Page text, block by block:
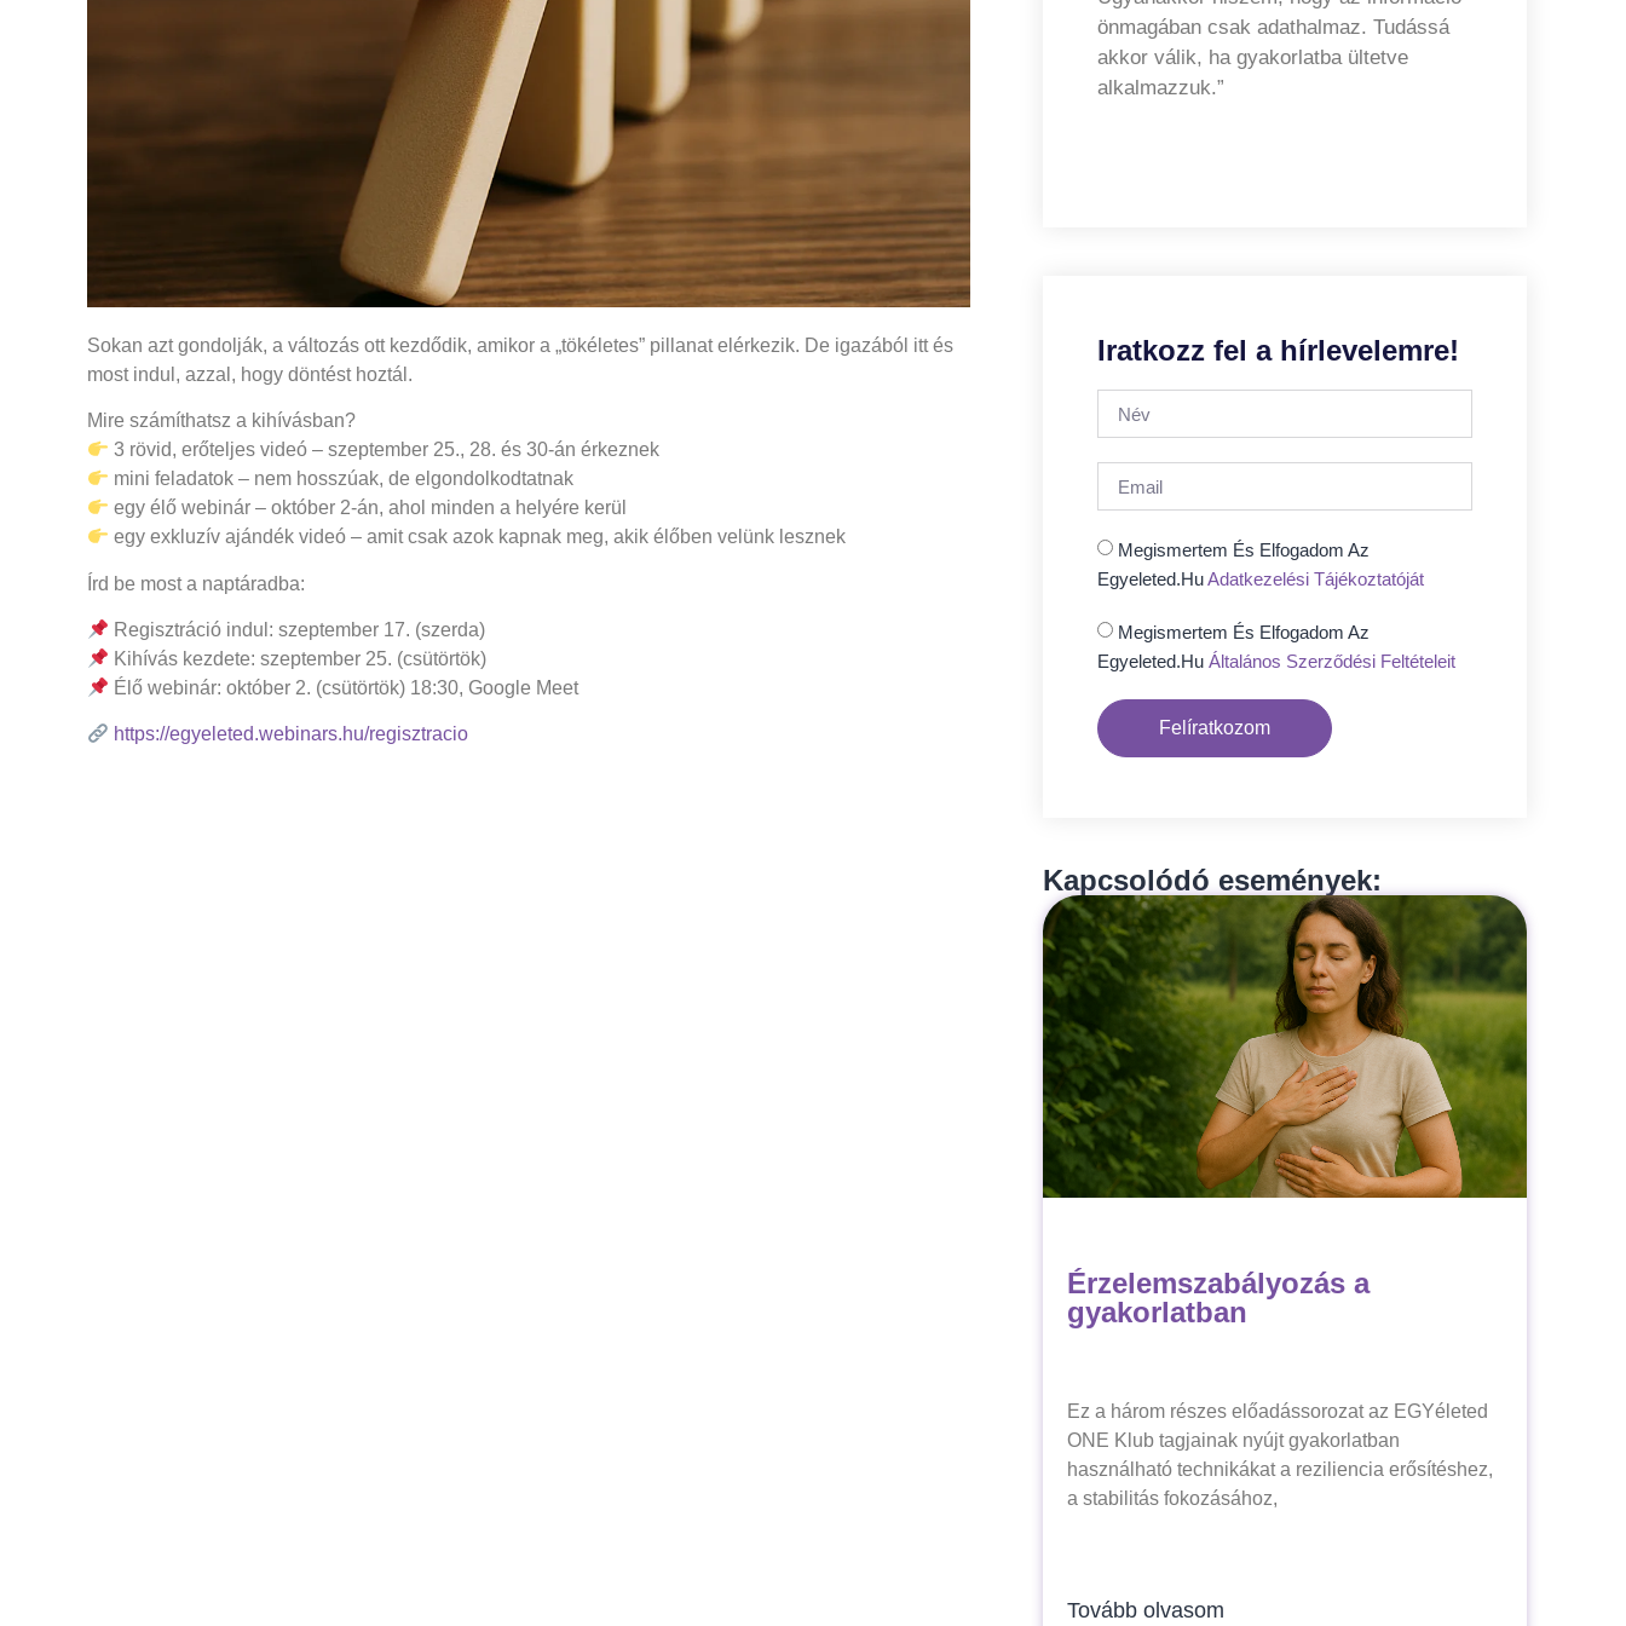
Sokan azt gondolják, a változás ott kezdődik, amikor a „tökéletes” pillanat elérkezik. De igazából itt és
most indul, azzal, hogy döntést hoztál.
Mire számíthatsz a kihívásban?
3 rövid, erőteljes videó – szeptember 25., 28. és 30-án érkeznek
mini feladatok – nem hosszúak, de elgondolkodtatnak
egy élő webinár – október 2-án, ahol minden a helyére kerül
egy exkluzív ajándék videó – amit csak azok kapnak meg, akik élőben velünk lesznek
Írd be most a naptáradba:
Regisztráció indul: szeptember 17. (szerda)
Kihívás kezdete: szeptember 25. (csütörtök)
Élő webinár: október 2. (csütörtök) 18:30, Google Meet
https://egyeleted.webinars.hu/regisztracio
önmagában csak adathalmaz. Tudássá
akkor válik, ha gyakorlatba ültetve
alkalmazzuk.”
Iratkozz fel a hírlevelemre!
Megismertem És Elfogadom Az
Egyeleted.huAdatkezelési Tájékoztatóját
Megismertem És Elfogadom Az
Egyeleted.hu Általános Szerződési Feltételeit
Felíratkozom
Kapcsolódó események:
Érzelemszabályozás a
gyakorlatban
Ez a három részes előadássorozat az EGYéleted
ONE Klub tagjainak nyújt gyakorlatban
használható technikákat a reziliencia erősítéshez,
a stabilitás fokozásához,
Tovább olvasom